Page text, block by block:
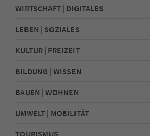
WIRTSCHAFT | DIGITALES
LEBEN | SOZIALES
KULTUR | FREIZEIT
BILDUNG | WISSEN
BAUEN | WOHNEN
UMWELT | MOBILITÄT
TOURISMUS